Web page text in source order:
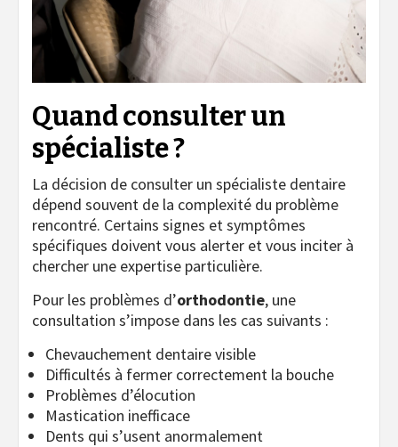
Quand consulter un
spécialiste ?
La décision de consulter un spécialiste dentaire
dépend souvent de la complexité du problème
rencontré. Certains signes et symptômes
spécifiques doivent vous alerter et vous inciter à
chercher une expertise particulière.
Pour les problèmes d’orthodontie, une
consultation s’impose dans les cas suivants :
Chevauchement dentaire visible
Difficultés à fermer correctement la bouche
Problèmes d’élocution
Mastication inefficace
Dents qui s’usent anormalement